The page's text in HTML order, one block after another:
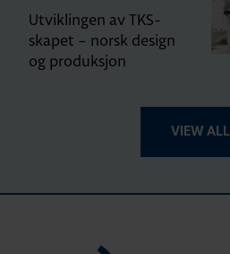
Utviklingen av TKS-
skapet – norsk design
og produksjon
VIEW ALL